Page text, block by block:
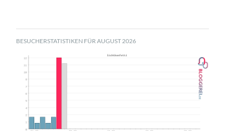
BESUCHERSTATISTIKEN FÜR AUGUST 2026